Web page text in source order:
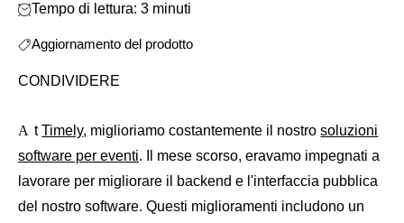
Tempo di lettura: 3 minuti
Aggiornamento del prodotto
CONDIVIDERE
AtTimely, miglioriamo costantemente il nostrosoluzioni
software per eventi. Il mese scorso, eravamo impegnati a
lavorare per migliorare il backend e l'interfaccia pubblica
del nostro software. Questi miglioramenti includono un